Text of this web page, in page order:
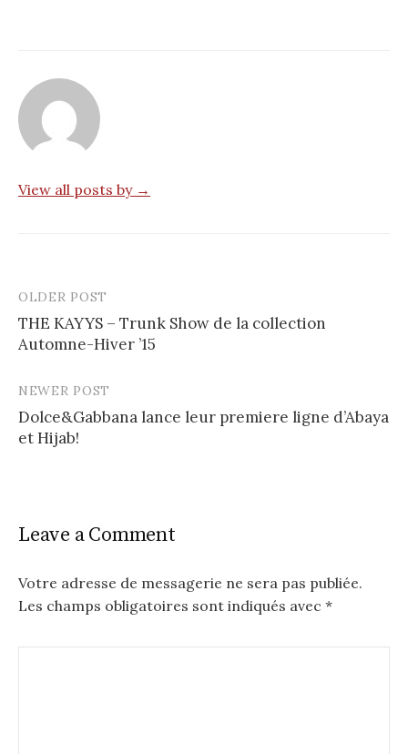
View all posts by →
P
o
s
t
v
i
g
OLDER POST
THE KAYYS – Trunk Show de la collection
Automne-Hiver ’15
NEWER POST
Dolce&Gabbana lance leur premiere ligne d’Abaya
et Hijab!
Leave a Comment
Votre adresse de messagerie ne sera pas publiée.
Les champs obligatoires sont indiqués avec *